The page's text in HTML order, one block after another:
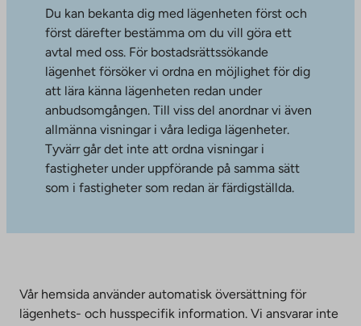
Du kan bekanta dig med lägenheten först och
först därefter bestämma om du vill göra ett
avtal med oss. För bostadsrättssökande
lägenhet försöker vi ordna en möjlighet för dig
att lära känna lägenheten redan under
anbudsomgången. Till viss del anordnar vi även
allmänna visningar i våra lediga lägenheter.
Tyvärr går det inte att ordna visningar i
fastigheter under uppförande på samma sätt
som i fastigheter som redan är färdigställda.
Vår hemsida använder automatisk översättning för
lägenhets- och husspecifik information. Vi ansvarar inte